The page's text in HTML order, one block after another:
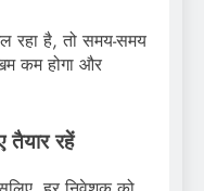
रहा है, तो समय-समय
कम होगा और
तैयार रहें